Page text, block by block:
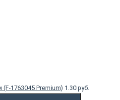
1763045 Premium) 1.30 руб.